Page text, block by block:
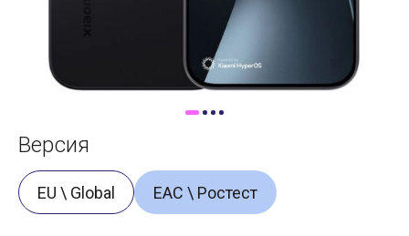
Версия
EU \ Global ЕАС \ Ростест